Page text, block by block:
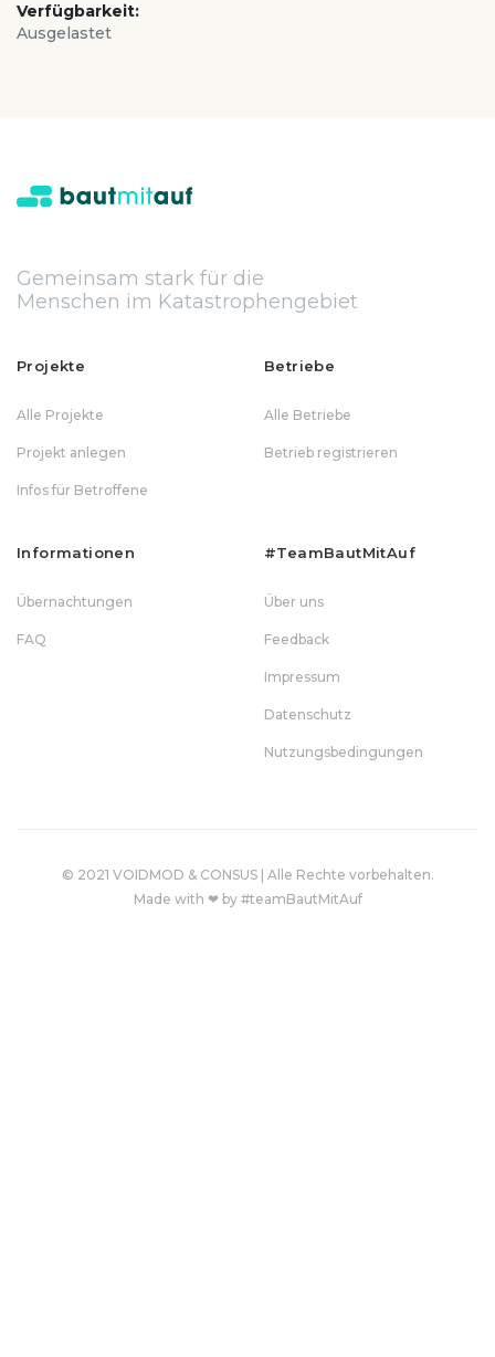
Verfügbarkeit:
Ausgelastet
Gemeinsam stark für die
Menschen im Katastrophengebiet
Projekte
Alle Projekte
Projekt anlegen
Infos für Betroffene
Betriebe
Alle Betriebe
Betrieb registrieren
Informationen
Übernachtungen
FAQ
#teamBautMitAuf
Über uns
Feedback
Impressum
Datenschutz
Nutzungsbedingungen
© 2021 VOIDMOD & CONSUS | Alle Rechte vorbehalten.
Made with ❤ by #teamBautMitAuf